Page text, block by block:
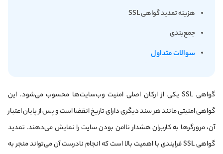
هزینه تمدید گواهی SSL
جمع‌بندی
سوالات متداول
گواهی SSL یکی از ارکان اصلی امنیت وب‌سایت‌ها محسوب می‌شود. این
گواهی امنیتی مانند هر سند دیگری دارای تاریخ انقضا است و پس از پایان اعتبار
آن، مرورگرها به کاربران هشدار ناامن بودن سایت را نمایش می‌دهند. تمدید
گواهی SSL فرایندی با اهمیت بالا است که انجام نادرست آن می‌تواند منجر به